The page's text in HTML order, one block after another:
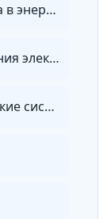
Измерительные системы учета в энергетике
Испытание и контроль состояния электрооборудования
Кибернетические энергетические системы